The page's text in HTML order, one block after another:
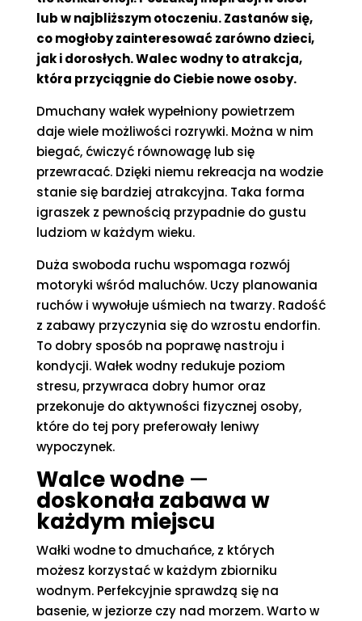
lub w najbliższym otoczeniu. Zastanów się,
co mogłoby zainteresować zarówno dzieci,
jak i dorosłych. Walec wodny to atrakcja,
która przyciągnie do Ciebie nowe osoby.
Dmuchany wałek wypełniony powietrzem
daje wiele możliwości rozrywki. Można w nim
biegać, ćwiczyć równowagę lub się
przewracać. Dzięki niemu rekreacja na wodzie
stanie się bardziej atrakcyjna. Taka forma
igraszek z pewnością przypadnie do gustu
ludziom w każdym wieku.
Duża swoboda ruchu wspomaga rozwój
motoryki wśród maluchów. Uczy planowania
ruchów i wywołuje uśmiech na twarzy. Radość
z zabawy przyczynia się do wzrostu endorfin.
To dobry sposób na poprawę nastroju i
kondycji. Wałek wodny redukuje poziom
stresu, przywraca dobry humor oraz
przekonuje do aktywności fizycznej osoby,
które do tej pory preferowały leniwy
wypoczynek.
Walce wodne —
doskonała zabawa w
każdym miejscu
Wałki wodne to dmuchańce, z których
możesz korzystać w każdym zbiorniku
wodnym. Perfekcyjnie sprawdzą się na
basenie, w jeziorze czy nad morzem. Warto w